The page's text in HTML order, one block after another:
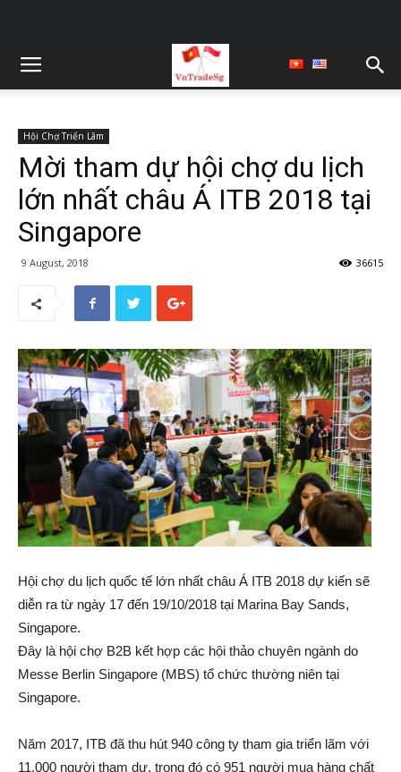
Hội Chợ Triển Lãm
Mời tham dự hội chợ du lịch
lớn nhất châu Á ITB 2018 tại
Singapore
9 August, 2018 36615
Hội chợ du lịch quốc tế lớn nhất châu Á ITB 2018 dự kiến sẽ
diễn ra từ ngày 17 đến 19/10/2018 tại Marina Bay Sands,
Singapore.
Đây là hội chợ B2B kết hợp các hội thảo chuyên ngành do
Messe Berlin Singapore (MBS) tổ chức thường niên tại
Singapore.
Năm 2017, ITB đã thu hút 940 công ty tham gia triển lãm với
11.000 người tham dự, trong đó có 951 người mua hàng chất